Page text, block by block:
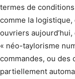
termes de
comme la logistique,
ouvriers
« néo-taylorisme
commandes, ou des
partiellement